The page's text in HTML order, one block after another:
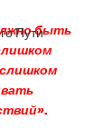
Пути